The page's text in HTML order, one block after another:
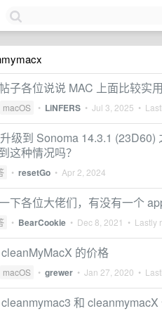
子各位说说 MAC 上面比较实
macOS • LiNFERS • Jul 3, 2025 •
级到 Sonoma 14.3.1
这种情况吗？
• resetGo • Apr 2, 2024
下各位大佬们，有没有一个
• BearCookie • Dec 8, 2021 • Lastly
的价格
macOS • grewer • Jan 27, 2020 •
和 cleanmymacX